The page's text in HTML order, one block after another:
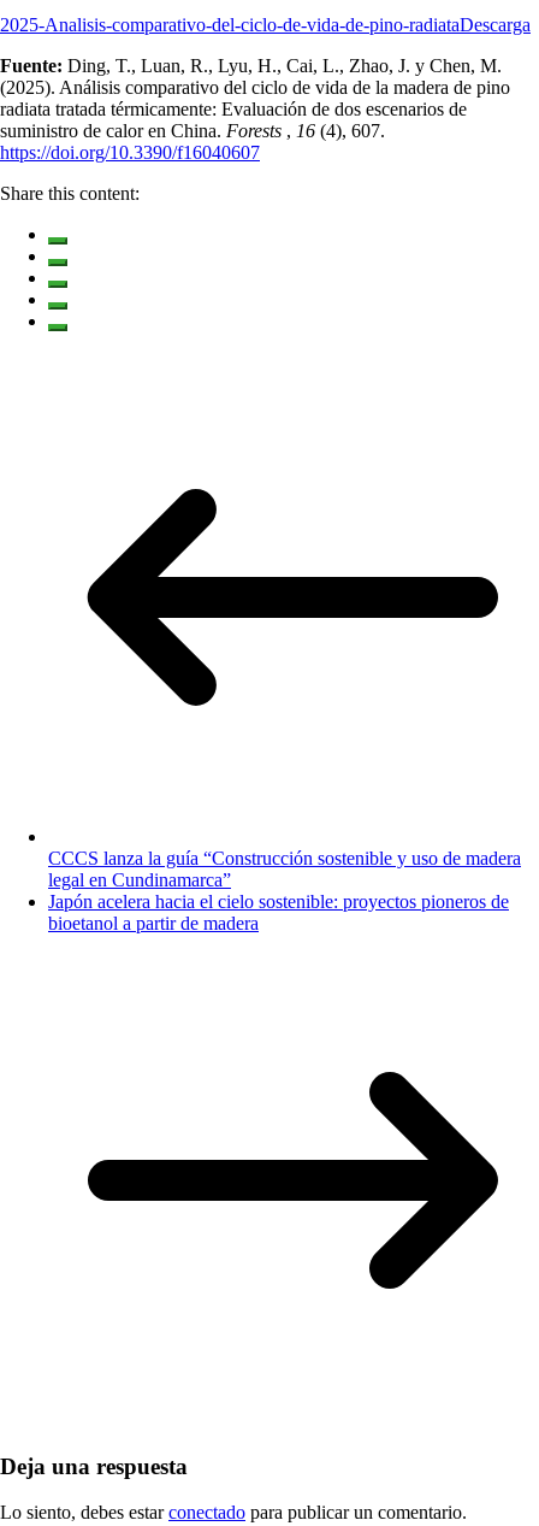
2025-Analisis-comparativo-del-ciclo-de-vida-de-pino-radiataDescarga
Fuente: Ding, T., Luan, R., Lyu, H., Cai, L., Zhao, J. y Chen, M.
(2025). Análisis comparativo del ciclo de vida de la madera de pino
radiata tratada térmicamente: Evaluación de dos escenarios de
suministro de calor en China. Forests , 16 (4), 607.
https://doi.org/10.3390/f16040607
Share this content:
CCCS lanza la guía “Construcción sostenible y uso de madera
legal en Cundinamarca”
Japón acelera hacia el cielo sostenible: proyectos pioneros de
bioetanol a partir de madera
Deja una respuesta
Lo siento, debes estarconectado para publicar un comentario.